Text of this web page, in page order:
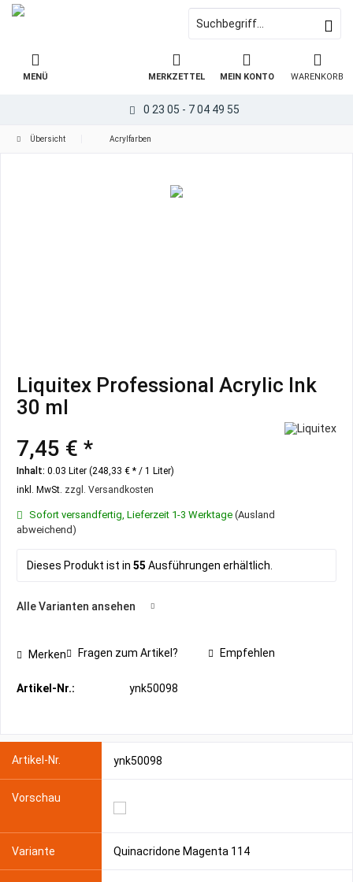
0 23 05 - 7 04 49 55
WARENKORB
MERKZETTEL MEIN KONTO
MENÜ
Übersicht Acrylfarben
Liquitex Professional Acrylic Ink
30 ml
7,45 € *
Inhalt: 0.03 Liter (248,33 € * / 1 Liter)
inkl. MwSt. zzgl. Versandkosten
Sofort versandfertig, Lieferzeit 1-3 Werktage (Ausland
abweichend)
Dieses Produkt ist in 55 Ausführungen erhältlich.
Alle Varianten ansehen
Merken Fragen zum Artikel? Empfehlen
Artikel-Nr.: ynk50098
ynk50098
Quinacridone Magenta 114